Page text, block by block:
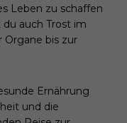
Leben zu schaffen
auch Trost im
bis zur
Ernährung
und die